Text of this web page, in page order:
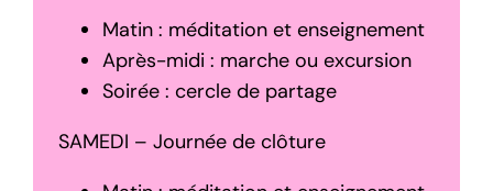
Matin : méditation et enseignement
Après-midi : marche ou excursion
Soirée : cercle de partage
SAMEDI – Journée de clôture